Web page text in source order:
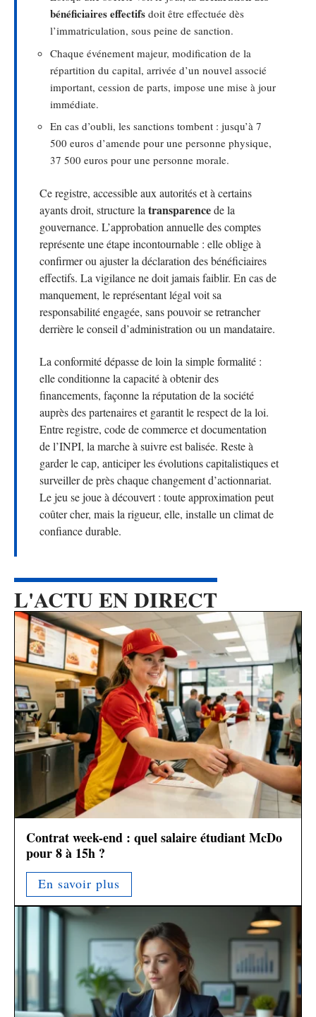
bénéficiaires effectifs doit être effectuée dès
l’immatriculation, sous peine de sanction.
Chaque événement majeur, modification de la
répartition du capital, arrivée d’un nouvel associé
important, cession de parts, impose une mise à jour
immédiate.
En cas d’oubli, les sanctions tombent : jusqu’à 7
500 euros d’amende pour une personne physique,
37 500 euros pour une personne morale.
Ce registre, accessible aux autorités et à certains
ayants droit, structure la transparencede la
gouvernance. L’approbation annuelle des comptes
représente une étape incontournable : elle oblige à
confirmer ou ajuster la déclaration des bénéficiaires
effectifs. La vigilance ne doit jamais faiblir. En cas de
manquement, le représentant légal voit sa
responsabilité engagée, sans pouvoir se retrancher
derrière le conseil d’administration ou un mandataire.
La conformité dépasse de loin la simple formalité :
elle conditionne la capacité à obtenir des
financements, façonne la réputation de la société
auprès des partenaires et garantit le respect de la loi.
Entre registre, code de commerce et documentation
de l’INPI, la marche à suivre est balisée. Reste à
garder le cap, anticiper les évolutions capitalistiques et
surveiller de près chaque changement d’actionnariat.
Le jeu se joue à découvert : toute approximation peut
coûter cher, mais la rigueur, elle, installe un climat de
confiance durable.
L'ACTU EN DIRECT
Contrat week-end : quel salaire étudiant McDo
pour 8 à 15h ?
En savoir plus